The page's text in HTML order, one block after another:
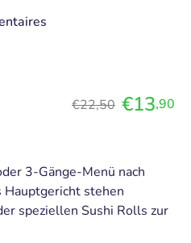
€22,50 €13,90
3-Gänge-Menü nach
stehen
speziellen Sushi Rolls zur